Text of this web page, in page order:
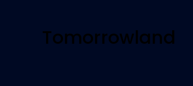
Tomorrowland